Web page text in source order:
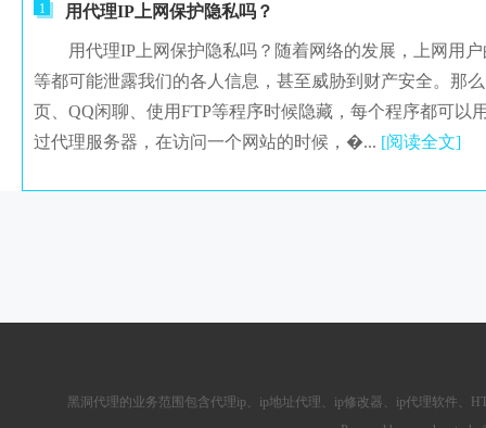
1 用代理IP上网保护隐私吗？
用代理IP上网保护隐私吗？随着网络的发展，上网用户
等都可能泄露我们的各人信息，甚至威胁到财产安全。
页、QQ闲聊、使用FTP等程序时候隐藏，每个程序都可以
过代理服务器，在访问一个网站的时候，�... [阅读全文]
黑洞代理的业务范围包含代理ip 、ip地址代理、ip修改器、 ip代理软件